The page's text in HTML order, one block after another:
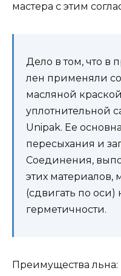
мастера с этим
Дело в том, что в
лен применяли
масляной
уплотнительной
Unipak. Ее
пересыхания и
Соединения,
этих материалов,
(сдвигать по оси)
герметичности.
Преимущества льна: